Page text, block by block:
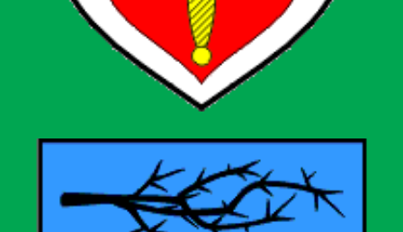
Općina Velika Ludina